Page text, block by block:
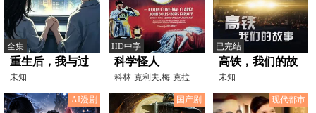
全集
重生后，我与过
去和解
未知
HD中字
科学怪人
科林·克利夫,梅·克拉
克,约翰·博尔斯,波
已完结
高铁，我们的故
事
未知
AI漫剧 国产剧 现代都市